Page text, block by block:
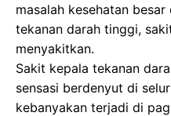
masalah kesehatan
tekanan darah tinggi,
menyakitkan.
Sakit kepala tekanan
sensasi berdenyut di
kebanyakan terjadi di